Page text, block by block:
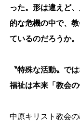
った。形は違えど
的な危機の中で、
ているのだろうか。
〝特殊な活動〟で
福祉は本来「教会の
中原キリスト教会